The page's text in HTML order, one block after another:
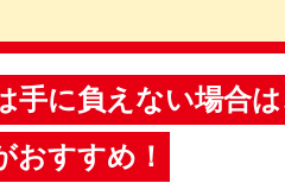
に負えない場合は
おすすめ！